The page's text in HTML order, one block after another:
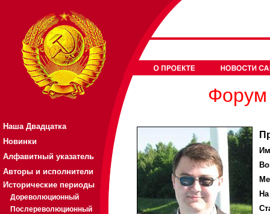
Наша Двадцатка
Новинки
Алфавитный указатель
Авторы и исполнители
Исторические периоды
Дореволюционный
Послереволюционный
Форум